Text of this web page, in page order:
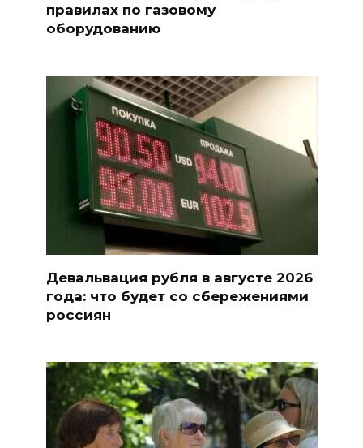
правилах по газовому
оборудованию
Девальвация рубля в августе 2026
года: что будет со сбережениями
россиян